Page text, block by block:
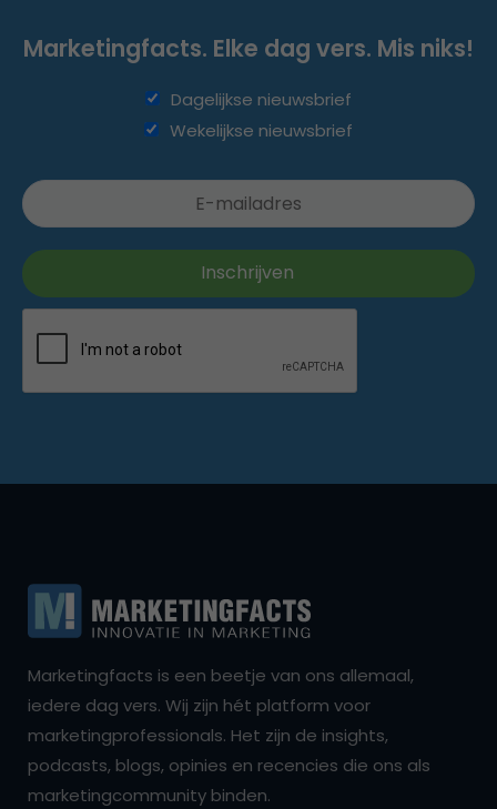
Marketingfacts. Elke dag vers. Mis niks!
Dagelijkse nieuwsbrief
Wekelijkse nieuwsbrief
Marketingfacts is een beetje van ons allemaal,
iedere dag vers. Wij zijn hét platform voor
marketingprofessionals. Het zijn de insights,
podcasts, blogs, opinies en recencies die ons als
marketingcommunity binden.